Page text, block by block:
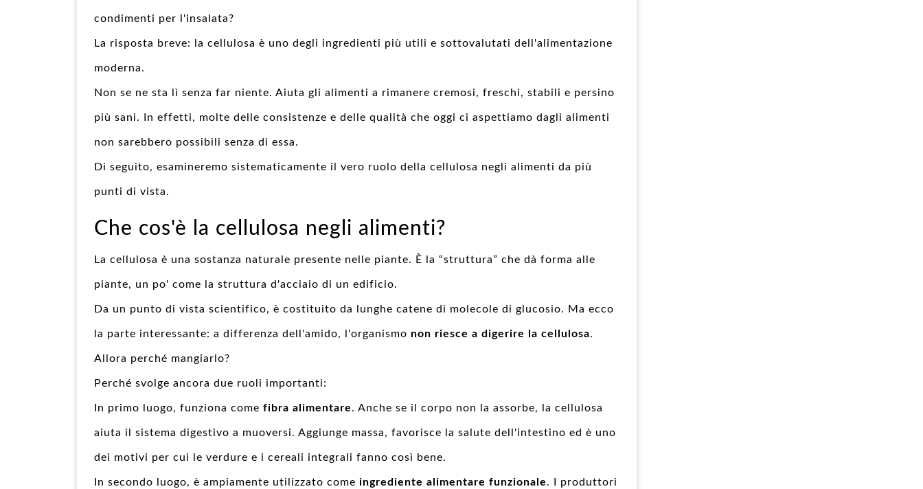
condimenti per l'insalata?
La risposta breve: la cellulosa è uno degli ingredienti più utili e sottovalutati dell'alimentazione
moderna.
Non se ne sta lì senza far niente. Aiuta gli alimenti a rimanere cremosi, freschi, stabili e persino
più sani. In effetti, molte delle consistenze e delle qualità che oggi ci aspettiamo dagli alimenti
non sarebbero possibili senza di essa.
Di seguito, esamineremo sistematicamente il vero ruolo della cellulosa negli alimenti da più
punti di vista.
Che cos'è la cellulosa negli alimenti?
La cellulosa è una sostanza naturale presente nelle piante. È la “struttura” che dà forma alle
piante, un po' come la struttura d'acciaio di un edificio.
Da un punto di vista scientifico, è costituito da lunghe catene di molecole di glucosio. Ma ecco
la parte interessante: a differenza dell'amido, l'organismo non riesce a digerire la cellulosa.
Allora perché mangiarlo?
Perché svolge ancora due ruoli importanti:
In primo luogo, funziona come fibra alimentare. Anche se il corpo non la assorbe, la cellulosa
aiuta il sistema digestivo a muoversi. Aggiunge massa, favorisce la salute dell'intestino ed è uno
dei motivi per cui le verdure e i cereali integrali fanno così bene.
In secondo luogo, è ampiamente utilizzato come ingrediente alimentare funzionale. I produttori